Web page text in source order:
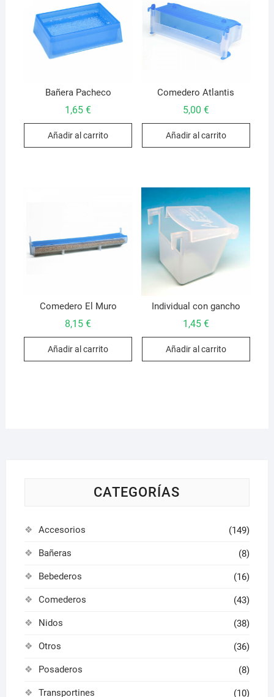
Bañera Pacheco
1,65€
Añadir al carrito
Comedero Atlantis
5,00 €
Añadir al carrito
Comedero El Muro
8,15€
Añadir al carrito
Individual con gancho
1,45 €
Añadir al carrito
CATEGORÍAS
Accesorios (149)
Bañeras (8)
Bebederos (16)
Comederos (43)
Nidos (38)
Otros (36)
Posaderos (8)
Transportines (10)